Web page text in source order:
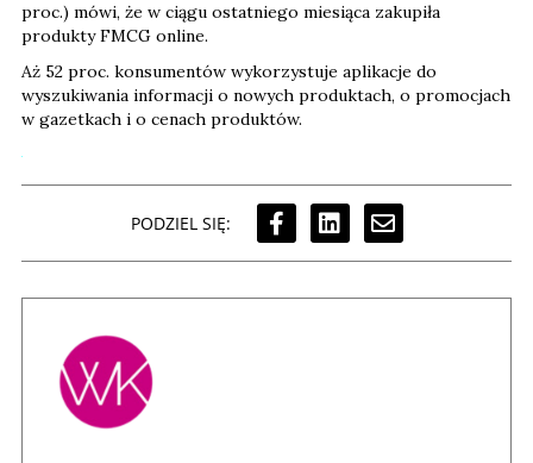
proc.) mówi, że w ciągu ostatniego miesiąca zakupiła
produkty FMCG online.
Aż 52 proc. konsumentów wykorzystuje aplikacje do
wyszukiwania informacji o nowych produktach, o promocjach
w gazetkach i o cenach produktów.
PODZIEL SIĘ: